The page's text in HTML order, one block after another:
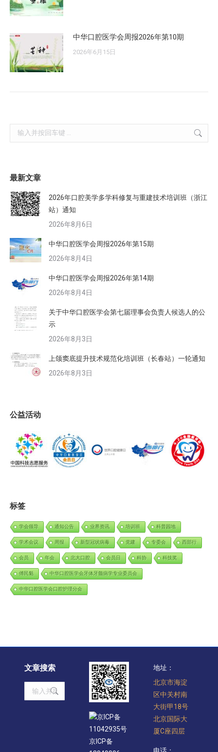
中华口腔医学会周报2026年第10期
2026年6月15日
Search:
最新文章
2026年口腔美学多学科修复与重建技术培训班（浙江
站）通知
2026年8月6日
中华口腔医学会周报2026年第15期
2026年8月4日
中华口腔医学会周报2026年第14期
2026年8月4日
关于中华口腔医学会第七届理事会负责人候选人的公
示
2026年8月3日
上颌窦底提升技术规范化培训班（长春站）一轮通知
2026年8月3日
公益活动
标签
学会领导 通知公告 业界资讯 培训班 科普园地
学术会议 周报 新型冠状病毒 党建 专委会 西部行
会员 年会 北大口腔 会员日 科协 科技奖
傅民魁 中华口腔医学会牙体牙髓病学专业委员会
中华口腔医学会口腔护理分会
文章搜索
Search:
京ICP备
11042935号
京ICP备
地址：
北京市海淀
区中关村南
大街甲18号
北京国际大
厦C座四层